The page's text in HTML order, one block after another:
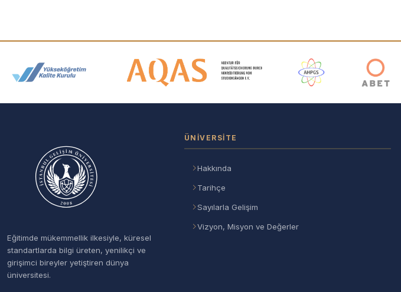
Akreditasyon ve Üyelik Logoları
Eğitimde mükemmellik ilkesiyle, küresel
standartlarda bilgi üreten, yenilikçi ve
girişimci bireyler yetiştiren dünya
üniversitesi.
ÜNIVERSITE
Hakkında
Tarihçe
Sayılarla Gelişim
Vizyon, Misyon ve Değerler